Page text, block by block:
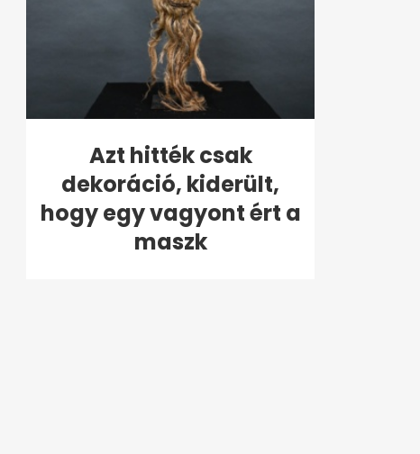
Azt hitték csak
dekoráció, kiderült,
hogy egy vagyont ért a
maszk